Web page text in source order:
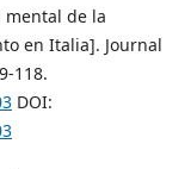
mental de la
en Italia]. Journal
118.
DOI: